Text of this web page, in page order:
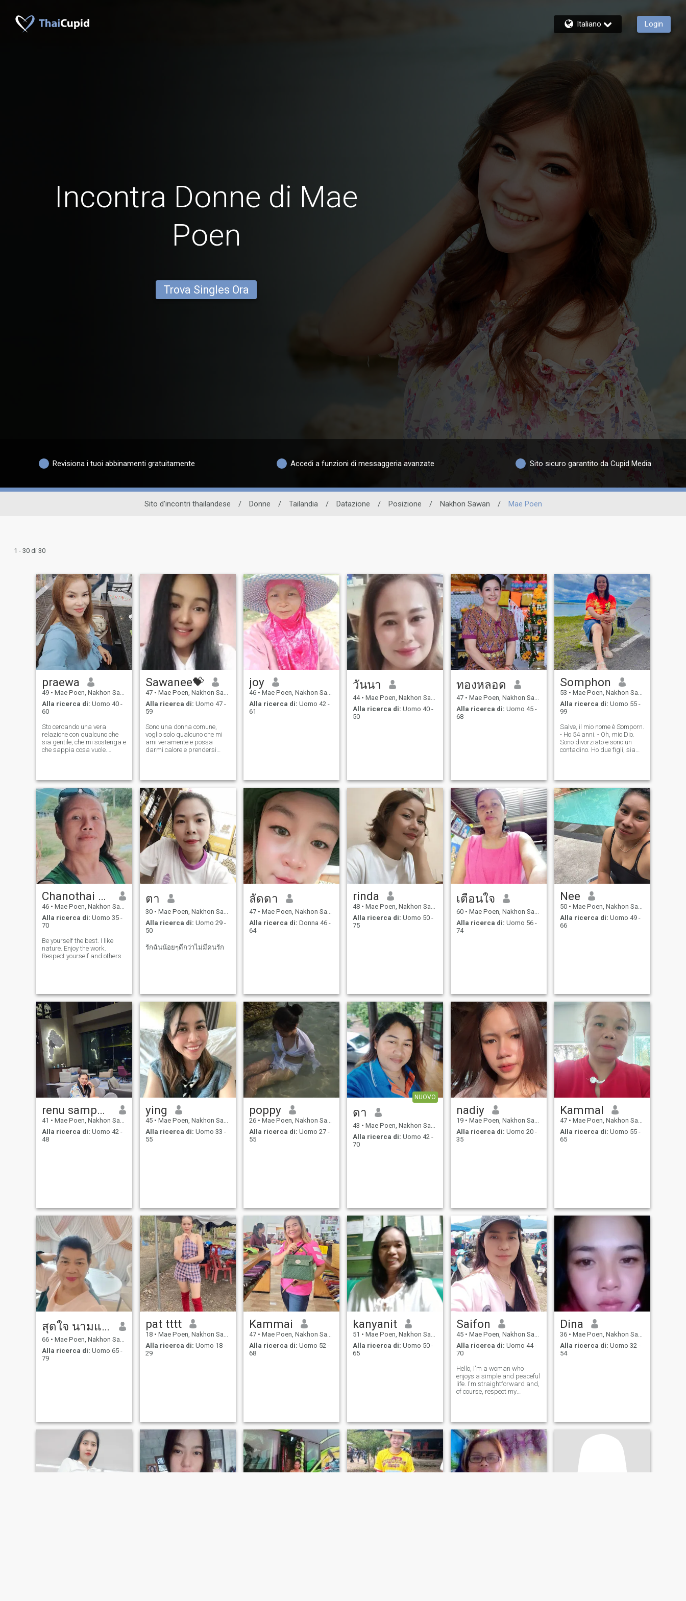
Italiano Login
Incontra Donne di Mae
Poen
Trova Singles Ora
Revisiona i tuoi abbinamenti gratuitamente Accedi a funzioni di messaggeria avanzate Sito sicuro garantito da Cupid Media
Sito d'incontri thailandese / Donne / Tailandia / Datazione / Posizione / Nakhon Sawan / Mae Poen
1 - 30 di 30
praewa
49 • Mae Poen, Nakhon Sawan, Thailandia
Alla ricerca di: Uomo 40 -
60
Sto cercando una vera
relazione con qualcuno che
sia gentile, che mi sostenga e
che sappia cosa vuole.
insieme. Sono autonomo,
indipendente, ho un senso
dell'umorismo e un
atteggiamento positivo. Sono
alla ricerca di una relazione
a lungo termine con qualcuno
che sia intelligente e abbia
una certa chimica. Se sei
gentile, onesto e pronto a
investire in una relazione che
potrebbe portare al
matrimonio, mi piacerebbe
conoscerti meglio.
Attualmente vivo in Tailandia.
numero di profili falsi qui,
apprezzeremmo se
potessimo iniziare con una
videochiamata e una breve
chiacchierata prima di
Sawanee💝
47 • Mae Poen, Nakhon Sawan, Thailandia
Alla ricerca di: Uomo 47 -
59
Sono una donna comune,
voglio solo qualcuno che mi
ami veramente e possa
darmi calore e prendersi
joy
46 • Mae Poen, Nakhon Sawan, Thailandia
Alla ricerca di: Uomo 42 -
61
วันนา
44 • Mae Poen, Nakhon Sawan, Thailandia
Alla ricerca di: Uomo 40 -
50
ทองหลอด
47 • Mae Poen, Nakhon Sawan, Thailandia
Alla ricerca di: Uomo 45 -
68
Somphon
53 • Mae Poen, Nakhon Sawan, Thailandia
Alla ricerca di: Uomo 55 -
99
Salve, il mio nome è Somporn.
- Ho 54 anni. - Oh, mio Dio.
Sono divorziato e sono un
contadino. Ho due figli, siamo
insieme alla fine della vita. -
Sono una donna. - Oh, mio
Dio. Piccolo di statura e agile
di natura, ho cercato l'amore
e la felicità nella mia vita
successiva con un uomo che
mi possa accettare e che
voglia trascorrere il nostro
Vorrei vivere in Thailandia
con un solo buon marito, se
possibile.
Chanothai Asbjornhus
46 • Mae Poen, Nakhon Sawan, Thailandia
Alla ricerca di: Uomo 35 -
70
Be yourself the best. I like
nature. Enjoy the work.
Respect yourself and others
ตา
30 • Mae Poen, Nakhon Sawan, Thailandia
Alla ricerca di: Uomo 29 -
50
รักฉันน้อยๆดีกว่าไม่มีคนรัก
ลัดดา
47 • Mae Poen, Nakhon Sawan, Thailandia
Alla ricerca di: Donna 46 -
64
rinda
48 • Mae Poen, Nakhon Sawan, Thailandia
Alla ricerca di: Uomo 50 -
75
เตือนใจ
60 • Mae Poen, Nakhon Sawan, Thailandia
Alla ricerca di: Uomo 56 -
74
Nee
50 • Mae Poen, Nakhon Sawan, Thailandia
Alla ricerca di: Uomo 49 -
66
renu samphao
41 • Mae Poen, Nakhon Sawan, Thailandia
Alla ricerca di: Uomo 42 -
48
ying
45 • Mae Poen, Nakhon Sawan, Thailandia
Alla ricerca di: Uomo 33 -
55
poppy
26 • Mae Poen, Nakhon Sawan, Thailandia
Alla ricerca di: Uomo 27 -
55
NUOVO
ดา
43 • Mae Poen, Nakhon Sawan, Thailandia
Alla ricerca di: Uomo 42 -
70
nadiy
19 • Mae Poen, Nakhon Sawan, Thailandia
Alla ricerca di: Uomo 20 -
35
Kammal
47 • Mae Poen, Nakhon Sawan, Thailandia
Alla ricerca di: Uomo 55 -
65
สุดใจ นามแสงผา
66 • Mae Poen, Nakhon Sawan, Thailandia
Alla ricerca di: Uomo 65 -
79
pat tttt
18 • Mae Poen, Nakhon Sawan, Thailandia
Alla ricerca di: Uomo 18 -
29
Kammai
47 • Mae Poen, Nakhon Sawan, Thailandia
Alla ricerca di: Uomo 52 -
68
kanyanit
51 • Mae Poen, Nakhon Sawan, Thailandia
Alla ricerca di: Uomo 50 -
65
Saifon
45 • Mae Poen, Nakhon Sawan, Thailandia
Alla ricerca di: Uomo 44 -
70
Hello, I'm a woman who
enjoys a simple and peaceful
life. I'm straightforward and,
of course, respect my
person, say hello and let's
get to know each other better.
Dina
36 • Mae Poen, Nakhon Sawan, Thailandia
Alla ricerca di: Uomo 32 -
54